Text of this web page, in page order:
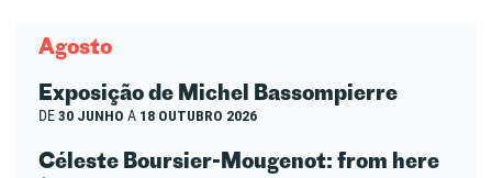
Agosto
Exposição de Michel Bassompierre
DE30 JUNHO A 18 OUTUBRO 2026
Céleste Boursier-Mougenot: from here